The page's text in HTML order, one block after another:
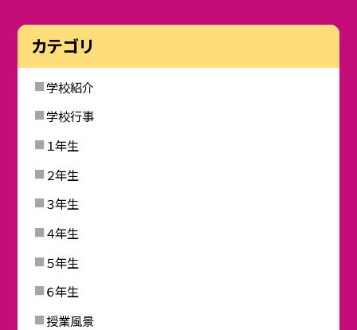
カテゴリ
学校紹介
学校行事
１年生
２年生
３年生
４年生
５年生
６年生
授業風景